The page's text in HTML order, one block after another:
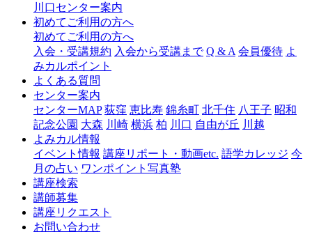
ャ
口
川口センター案内
初めてご利用の方へ
初めてご利用の方へ
入会・受講規約 入会から受講まで Q & A 会員優待 よ
みカルポイント
よくある質問
センター案内
センターMAP 荻窪 恵比寿 錦糸町 北千住 八王子 昭和
記念公園 大森 川崎 横浜 柏 川口 自由が丘 川越
よみカル情報
イベント情報 講座リポート・動画etc. 語学カレッジ 今
月の占い ワンポイント写真塾
講座検索
講師募集
講座リクエスト
お問い合わせ